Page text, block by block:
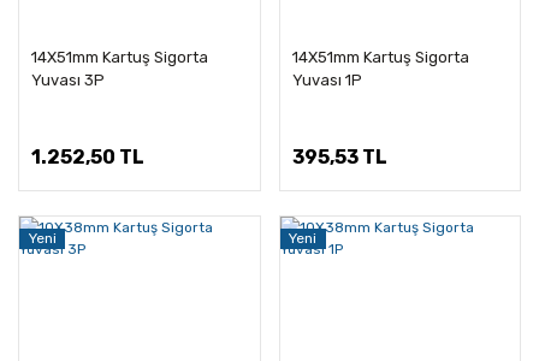
14X51mm Kartuş Sigorta
Yuvası 3P
1.252,50 TL
14X51mm Kartuş Sigorta
Yuvası 1P
395,53 TL
Yeni Yeni